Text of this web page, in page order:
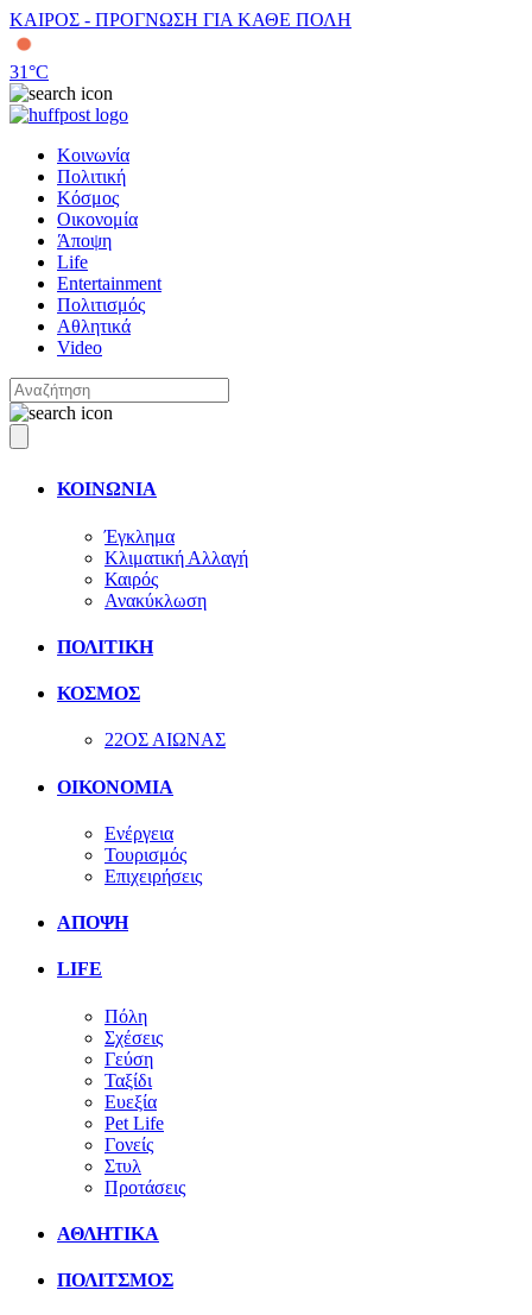
ΚΑΙΡΟΣ - ΠΡΟΓΝΩΣΗ ΓΙΑ ΚΑΘΕ ΠΟΛΗ
31°C
Κοινωνία
Πολιτική
Κόσμος
Οικονομία
Άποψη
Life
Entertainment
Πολιτισμός
Αθλητικά
Video
ΚΟΙΝΩΝΙΑ
Έγκλημα
Κλιματική Αλλαγή
Καιρός
Ανακύκλωση
ΠΟΛΙΤΙΚΗ
ΚΟΣΜΟΣ
22ΟΣ ΑΙΩΝΑΣ
ΟΙΚΟΝΟΜΙΑ
Ενέργεια
Τουρισμός
Επιχειρήσεις
ΑΠΟΨΗ
LIFE
Πόλη
Σχέσεις
Γεύση
Ταξίδι
Ευεξία
Pet Life
Γονείς
Στυλ
Προτάσεις
ΑΘΛΗΤΙΚΑ
ΠΟΛΙΤΣΜΟΣ